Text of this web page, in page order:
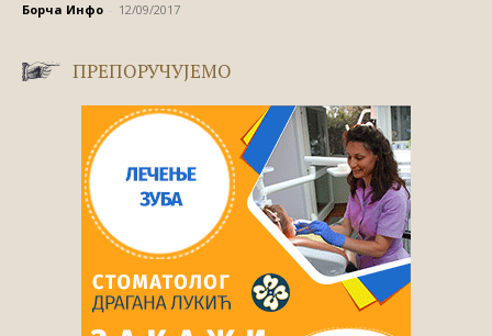
Борча Инфо 12/09/2017
ПРЕПОРУЧУЈЕМО